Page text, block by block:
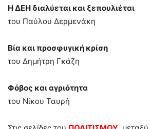
Η ΔΕΗ διαλύεται και ξεπουλιέται
του Παύλου Δερμενάκη
Βία και προσφυγική κρίση
του Δημήτρη Γκάζη
Φόβος και αγριότητα
του Νίκου Ταυρή